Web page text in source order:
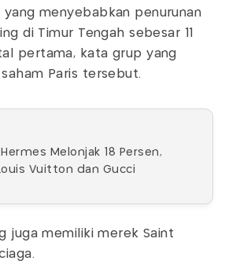
yang menyebabkan penurunan
di Timur Tengah sebesar 11
pertama, kata grup yang
Paris tersebut.
Melonjak 18 Persen,
Vuitton dan Gucci
juga memiliki merek Saint